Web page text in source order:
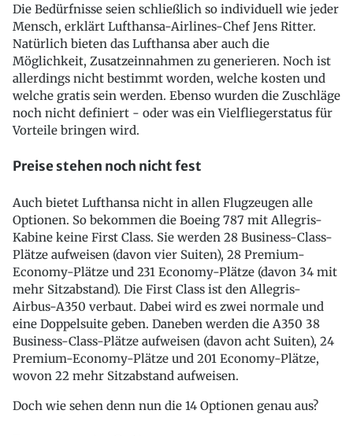
Die Bedürfnisse seien schließlich so individuell wie jeder
Mensch, erklärt Lufthansa-Airlines-Chef Jens Ritter.
Natürlich bieten das Lufthansa aber auch die
Möglichkeit, Zusatzeinnahmen zu generieren. Noch ist
allerdings nicht bestimmt worden, welche kosten und
welche gratis sein werden. Ebenso wurden die Zuschläge
noch nicht definiert - oder was ein Vielfliegerstatus für
Vorteile bringen wird.
Preise stehen noch nicht fest
Auch bietet Lufthansa nicht in allen Flugzeugen alle
Optionen. So bekommen die Boeing 787 mit Allegris-
Kabine keine First Class. Sie werden 28 Business-Class-
Plätze aufweisen (davon vier Suiten), 28 Premium-
Economy-Plätze und 231 Economy-Plätze (davon 34 mit
mehr Sitzabstand). Die First Class ist den Allegris-
Airbus-A350 verbaut. Dabei wird es zwei normale und
eine Doppelsuite geben. Daneben werden die A350 38
Business-Class-Plätze aufweisen (davon acht Suiten), 24
Premium-Economy-Plätze und 201 Economy-Plätze,
wovon 22 mehr Sitzabstand aufweisen.
Doch wie sehen denn nun die 14 Optionen genau aus?